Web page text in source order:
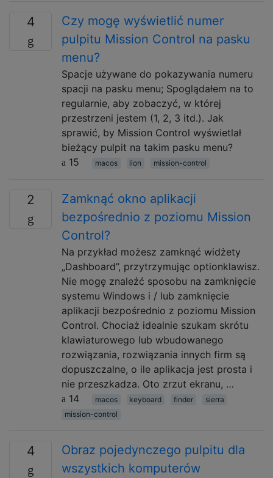
4
Czy mogę wyświetlić numer
pulpitu Mission Control na pasku
menu?
Spacje używane do pokazywania numeru
spacji na pasku menu; Spoglądałem na to
regularnie, aby zobaczyć, w której
przestrzeni jestem (1, 2, 3 itd.). Jak
sprawić, by Mission Control wyświetlał
bieżący pulpit na takim pasku menu?
15
macos lion mission-control
2
Zamknąć okno aplikacji
bezpośrednio z poziomu Mission
Control?
Na przykład możesz zamknąć widżety
„Dashboard”, przytrzymując optionklawisz.
Nie mogę znaleźć sposobu na zamknięcie
systemu Windows i / lub zamknięcie
aplikacji bezpośrednio z poziomu Mission
Control. Chociaż idealnie szukam skrótu
klawiaturowego lub wbudowanego
rozwiązania, rozwiązania innych firm są
dopuszczalne, o ile aplikacja jest prosta i
nie przeszkadza. Oto zrzut ekranu, …
14
macos keyboard finder
sierra
mission-control
4
Obraz pojedynczego pulpitu dla
wszystkich komputerów